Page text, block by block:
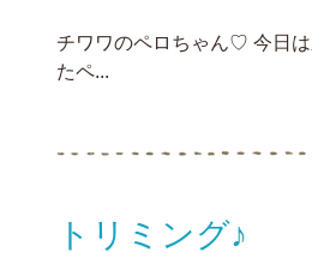
チワワのペロちゃん♡ 今日
たペ...
トリミング♪